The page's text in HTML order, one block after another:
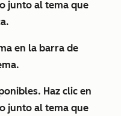
junto al tema que
en la barra de
Haz clic en
junto al tema que